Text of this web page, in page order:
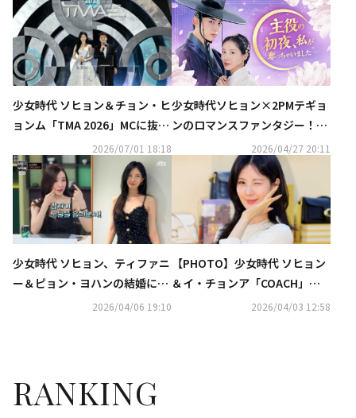
少女時代 ソヒョン＆チョン・ヒ
ョンム「TMA 2026」MCに抜
擢！8度目となる共演に注目
2026/07/01 18:18
少女時代ソヒョン×2PMテギョ
ンのロマンスファンタジー！韓
国ドラマ『主役の初夜、私が奪
っちゃいました』を5月6日より
U-NEXTオリジナルとして独占
配信決定
2026/04/27 20:11
少女時代 ソヒョン、ティファニ
ー＆ピョン・ヨハンの結婚に反
対の涙！？可愛らしいエピソー
2026/04/06 19:10
【PHOTO】少女時代 ソヒョン
＆イ・チョンア「COACH」の
2026/04/03 12:58
RANKING